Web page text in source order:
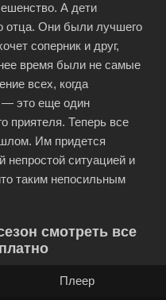
А дети
отца. Они были лучшего
соперник и друг,
время были не самые
всех, когда
— это еще один
приятеля. Теперь все
Им придется
непростой ситуацией и
таким непосильным
смотреть все
Плеер